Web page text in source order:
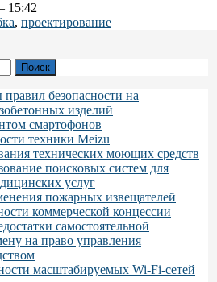
15:42
, проектирование
безопасности на
изделий
смартофонов
техники Meizu
технических моющих средств
поисковых систем для
услуг
пожарных извещателей
коммерческой концессии
самостоятельной
на право управления
масштабируемых Wi-Fi-сетей